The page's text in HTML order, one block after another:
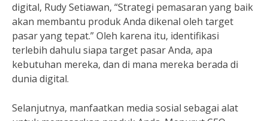
digital, Rudy Setiawan, “Strategi pemasaran yang baik
akan membantu produk Anda dikenal oleh target
pasar yang tepat.” Oleh karena itu, identifikasi
terlebih dahulu siapa target pasar Anda, apa
kebutuhan mereka, dan di mana mereka berada di
dunia digital.
Selanjutnya, manfaatkan media sosial sebagai alat